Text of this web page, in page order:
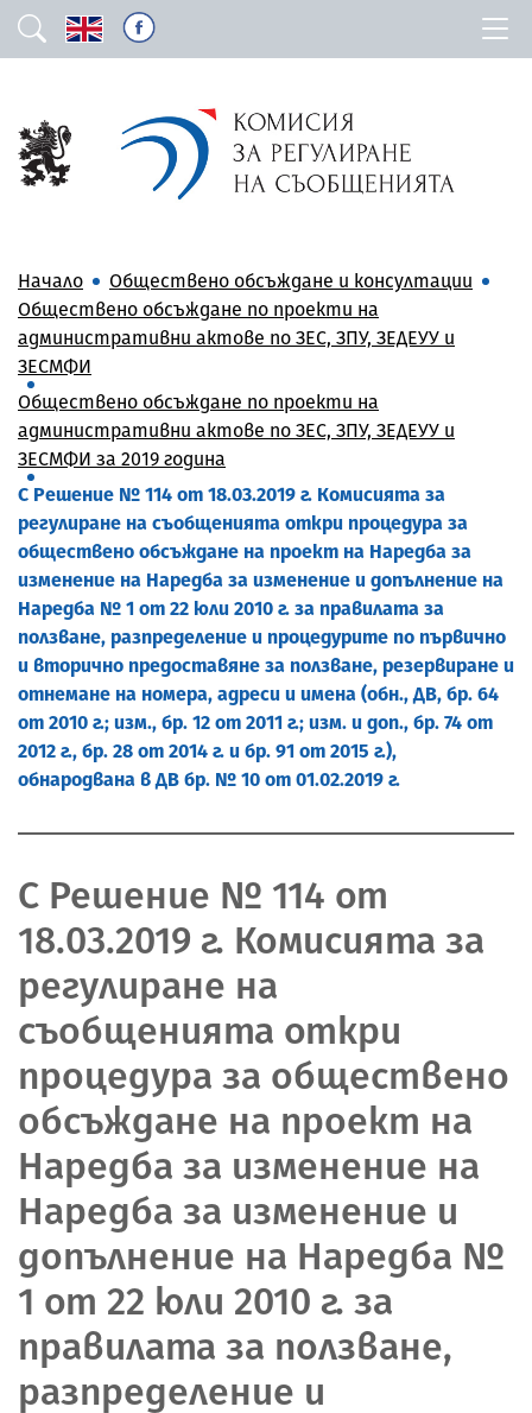
Начало
Обществено обсъждане и консултации
Обществено обсъждане по проекти на
административни актове по ЗЕС, ЗПУ, ЗЕДЕУУ и
ЗЕСМФИ
Обществено обсъждане по проекти на
административни актове по ЗЕС, ЗПУ, ЗЕДЕУУ и
ЗЕСМФИ за 2019 година
С Решение № 114 от 18.03.2019 г. Комисията за
регулиране на съобщенията откри процедура за
обществено обсъждане на проект на Наредба за
изменение на Наредба за изменение и допълнение на
Наредба № 1 от 22 юли 2010 г. за правилата за
ползване, разпределение и процедурите по първично
и вторично предоставяне за ползване, резервиране и
отнемане на номера, адреси и имена (обн., ДВ, бр. 64
от 2010 г.; изм., бр. 12 от 2011 г.; изм. и доп., бр. 74 от
2012 г., бр. 28 от 2014 г. и бр. 91 от 2015 г.),
обнародвана в ДВ бр. № 10 от 01.02.2019 г.
С Решение № 114 от
18.03.2019 г. Комисията за
регулиране на
съобщенията откри
процедура за обществено
обсъждане на проект на
Наредба за изменение на
Наредба за изменение и
допълнение на Наредба №
1 от 22 юли 2010 г. за
правилата за ползване,
разпределение и